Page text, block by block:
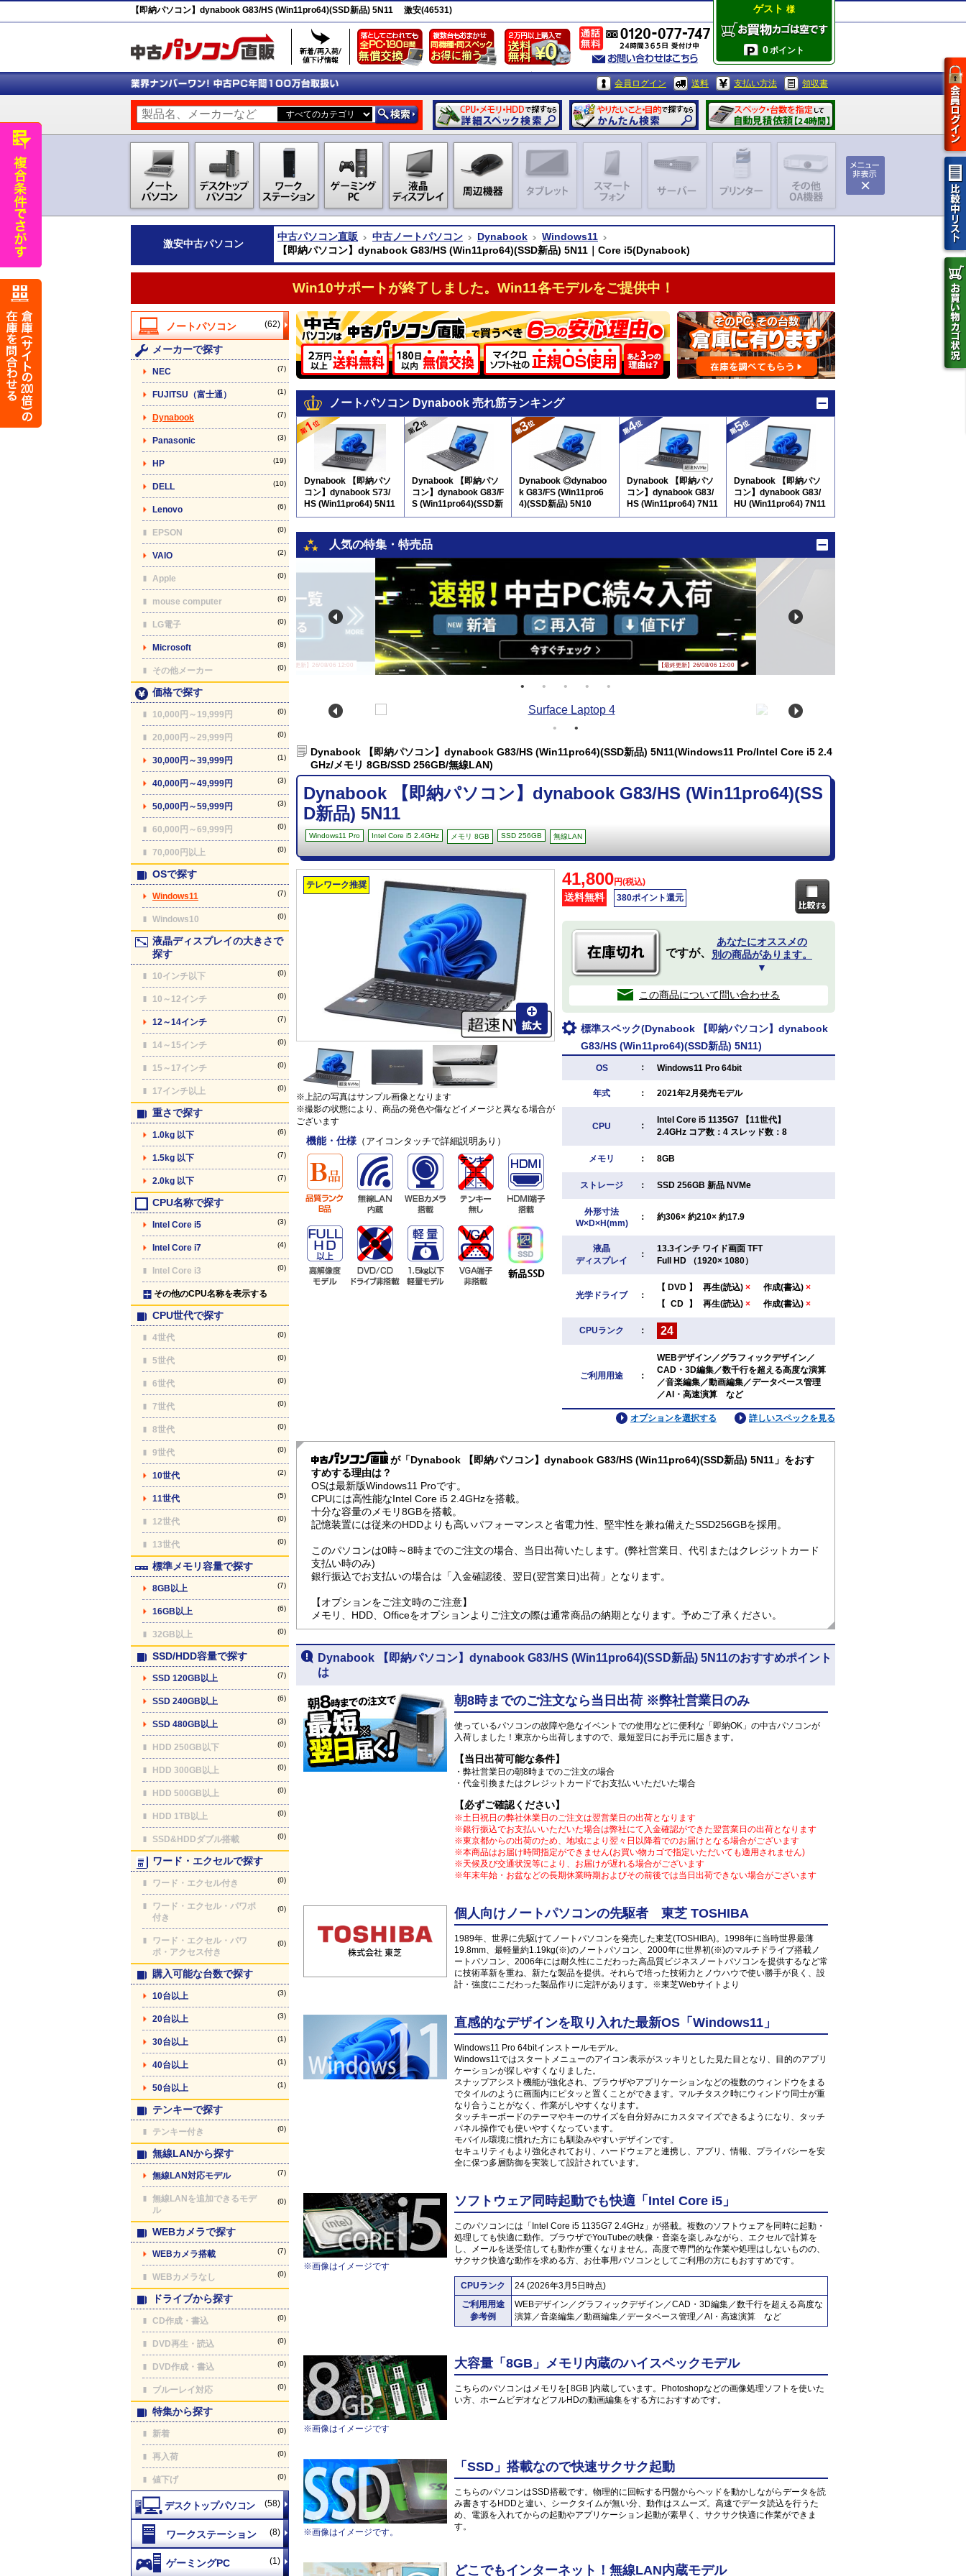
【即納パソコン】dynabook G83/HS (Win11pro64)(SSD新品) 5N11 激安(46531) ゲスト 様
0ポイント
会員ログイン 送料 支払い方法 領収書
激安中古パソコン
中古パソコン直販 中古ノートパソコン Dynabook
Windows11
【即納パソコン】dynabook G83/HS (Win11pro64)(SSD新品) 5N11｜Core i5(Dynabook)
Win10サポートが終了しました。Win11各モデルをご提供中！
(62)
メーカーで探す
NEC (7)
FUJITSU（富士通） (1)
Dynabook (7)
Panasonic (3)
HP (19)
DELL (10)
Lenovo (6)
EPSON (0)
VAIO (2)
Apple (0)
mouse computer (0)
LG電子 (0)
Microsoft (8)
その他メーカー (0)
価格で探す
10,000円～19,999円 (0)
20,000円～29,999円 (0)
30,000円～39,999円 (1)
40,000円～49,999円 (3)
50,000円～59,999円 (3)
60,000円～69,999円 (0)
70,000円以上 (0)
OSで探す
Windows11 (7)
Windows10 (0)
液晶ディスプレイの大きさで
探す
10インチ以下 (0)
10～12インチ (0)
12～14インチ (7)
14～15インチ (0)
15～17インチ (0)
17インチ以上 (0)
重さで探す
1.0kg 以下 (6)
1.5kg 以下 (7)
2.0kg 以下 (7)
CPU名称で探す
Intel Core i5 (3)
Intel Core i7 (4)
Intel Core i3 (0)
その他のCPU名称を表示する
CPU世代で探す
4世代 (0)
5世代 (0)
6世代 (0)
7世代 (0)
8世代 (0)
9世代 (0)
10世代 (2)
11世代 (5)
12世代 (0)
13世代 (0)
標準メモリ容量で探す
8GB以上 (7)
16GB以上 (6)
32GB以上 (0)
SSD/HDD容量で探す
SSD 120GB以上 (7)
SSD 240GB以上 (6)
SSD 480GB以上 (3)
HDD 250GB以下 (0)
HDD 300GB以上 (0)
HDD 500GB以上 (0)
HDD 1TB以上 (0)
SSD&HDDダブル搭載 (0)
ワード・エクセルで探す
ワード・エクセル付き (0)
ワード・エクセル・パワポ
付き
(0)
ワード・エクセル・パワ
ポ・アクセス付き
(0)
購入可能な台数で探す
10台以上 (3)
20台以上 (3)
30台以上 (1)
40台以上 (1)
50台以上 (1)
テンキーで探す
テンキー付き (0)
無線LANから探す
無線LAN対応モデル (7)
無線LANを追加できるモデ
ル
(0)
WEBカメラで探す
WEBカメラ搭載 (7)
WEBカメラなし (0)
ドライブから探す
CD作成・書込 (0)
DVD再生・読込 (0)
DVD作成・書込 (0)
ブルーレイ対応 (0)
特集から探す
新着 (0)
再入荷 (0)
値下げ (0)
(58)
(8)
(1)
ノートパソコン Dynabook 売れ筋ランキング
Dynabook 【即納パソ
コン】dynabook S73/
HS (Win11pro64) 5N11
Dynabook 【即納パソ
コン】dynabook G83/F
S (Win11pro64)(SSD新
品) 5N10
Dynabook ◎dynaboo
k G83/FS (Win11pro6
4)(SSD新品) 5N10
Dynabook 【即納パソ
コン】dynabook G83/
HS (Win11pro64) 7N11
Dynabook 【即納パソ
コン】dynabook G83/
HU (Win11pro64) 7N11
人気の特集・特売品
【最終更新】26/08/06 12:00 【最終更新】26/08/06 12:00
Dynabook 【即納パソコン】dynabook G83/HS (Win11pro64)(SSD新品) 5N11(Windows11 Pro/Intel Core i5 2.4
GHz/メモリ 8GB/SSD 256GB/無線LAN)
Dynabook 【即納パソコン】dynabook G83/HS (Win11pro64)(SS
D新品) 5N11
Windows11 Pro Intel Core i5 2.4GHz メモリ 8GB SSD 256GB 無線LAN
テレワーク推奨
※上記の写真はサンプル画像となります
※撮影の状態により、商品の発色や傷などイメージと異なる場合が
ございます
機能・仕様 （アイコンタッチで詳細説明あり）
41,800円(税込)
送料無料 380ポイント還元
ですが、
あなたにオススメの
別の商品があります。
▼
この商品について問い合わせる
標準スペック(Dynabook 【即納パソコン】dynabook
G83/HS (Win11pro64)(SSD新品) 5N11)
OS ： Windows11 Pro 64bit
年式 ： 2021年2月発売モデル
CPU ：
Intel Core i5 1135G7 【11世代】
2.4GHz コア数：4 スレッド数：8
メモリ ： 8GB
ストレージ ： SSD 256GB 新品 NVMe
外形寸法
W×D×H(mm)
： 約306× 約210× 約17.9
液晶
ディスプレイ
：
13.3インチ ワイド画面 TFT
Full HD （1920× 1080）
光学ドライブ ：
【 DVD 】 再生(読込) × 作成(書込) ×
【 CD 】 再生(読込) × 作成(書込) ×
CPUランク ： 24
ご利用用途 ：
WEBデザイン／グラフィックデザイン／
CAD・3D編集／数千行を超える高度な演算
／音楽編集／動画編集／データベース管理
／AI・高速演算 など
詳しいスペックを見る
オプションを選択する
が「Dynabook 【即納パソコン】dynabook G83/HS (Win11pro64)(SSD新品) 5N11」をおす
すめする理由は？
OSは最新版Windows11 Proです。
CPUには高性能なIntel Core i5 2.4GHzを搭載。
十分な容量のメモリ8GBを搭載。
記憶装置には従来のHDDよりも高いパフォーマンスと省電力性、堅牢性を兼ね備えたSSD256GBを採用。
このパソコンは0時～8時までのご注文の場合、当日出荷いたします。(弊社営業日、代引またはクレジットカード
支払い時のみ)
銀行振込でお支払いの場合は「入金確認後、翌日(翌営業日)出荷」となります。
【オプションをご注文時のご注意】
メモリ、HDD、Officeをオプションよりご注文の際は通常商品の納期となります。予めご了承ください。
Dynabook 【即納パソコン】dynabook G83/HS (Win11pro64)(SSD新品) 5N11のおすすめポイント
は
朝8時までのご注文なら当日出荷 ※弊社営業日のみ
使っているパソコンの故障や急なイベントでの使用などに便利な「即納OK」の中古パソコンが
入荷しました！東京から出荷しますので、最短翌日にお手元に届きます。
【当日出荷可能な条件】
・弊社営業日の朝8時までのご注文の場合
・代金引換またはクレジットカードでお支払いいただいた場合
【必ずご確認ください】
※土日祝日の弊社休業日のご注文は翌営業日の出荷となります
※銀行振込でお支払いいただいた場合は弊社にて入金確認ができた翌営業日の出荷となります
※東京都からの出荷のため、地域により翌々日以降着でのお届けとなる場合がございます
※本商品はお届け時間指定ができません(お買い物カゴで指定いただいても適用されません)
※天候及び交通状況等により、お届けが遅れる場合がございます
※年末年始・お盆などの長期休業時期およびその前後では当日出荷できない場合がございます
個人向けノートパソコンの先駆者 東芝 TOSHIBA
1989年、世界に先駆けてノートパソコンを発売した東芝(TOSHIBA)。1998年に当時世界最薄
19.8mm、最軽量約1.19kg(※)のノートパソコン、2000年に世界初(※)のマルチドライブ搭載ノ
ートパソコン、2006年には耐久性にこだわった高品質ビジネスノートパソコンを提供するなど常
に技術革新を重ね、新たな製品を提供。それらで培った技術力とノウハウで使い勝手が良く、設
計・強度にこだわった製品作りに定評があります。※東芝Webサイトより
直感的なデザインを取り入れた最新OS「Windows11」
Windows11 Pro 64bitインストールモデル。
Windows11ではスタートメニューのアイコン表示がスッキリとした見た目となり、目的のアプリ
ケーションが探しやすくなりました。
スナップアシスト機能が強化され、ブラウザやアプリケーションなどの複数のウィンドウをまる
でタイルのように画面内にピタッと置くことができます。マルチタスク時にウィンドウ同士が重
なり合うことがなく、作業がしやすくなります。
タッチキーボードのテーマやキーのサイズを自分好みにカスタマイズできるようになり、タッチ
パネル操作でも使いやすくなっています。
モバイル環境に慣れた方にも馴染みやすいデザインです。
セキュリティもより強化されており、ハードウェアと連携し、アプリ、情報、プライバシーを安
全に保つ多層防御を実装して設計されています。
※画像はイメージです
ソフトウェア同時起動でも快適「Intel Core i5」
このパソコンには「Intel Core i5 1135G7 2.4GHz」が搭載。複数のソフトウェアを同時に起動・
処理しても快適に動作。ブラウザでYouTubeの映像・音楽を楽しみながら、エクセルで計算を
し、メールを送受信しても動作が重くなりません。高度で専門的な作業や処理はしないものの、
サクサク快適な動作を求める方、お仕事用パソコンとしてご利用の方にもおすすめです。
CPUランク
24 (2026年3月5日時点)
ご利用用途
参考例
WEBデザイン／グラフィックデザイン／CAD・3D編集／数千行を超える高度な
演算／音楽編集／動画編集／データベース管理／AI・高速演算 など
※画像はイメージです
大容量「8GB」メモリ内蔵のハイスペックモデル
こちらのパソコンはメモリを[ 8GB ]内蔵しています。Photoshopなどの画像処理ソフトを使いた
い方、ホームビデオなどフルHDの動画編集をする方におすすめです。
※画像はイメージです。
「SSD」搭載なので快速サクサク起動
こちらのパソコンはSSD搭載です。物理的に回転する円盤からヘッドを動かしながらデータを読
み書きするHDDと違い、シークタイムが無い分、動作はスムーズ。高速でデータ読込を行うた
め、電源を入れてからの起動やアプリケーション起動が素早く、サクサク快適に作業ができま
す。
どこでもインターネット！無線LAN内蔵モデル